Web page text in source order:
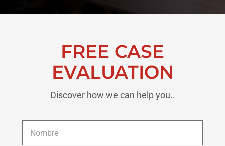
FREE CASE
EVALUATION
Discover how we can help you..
Nombre *